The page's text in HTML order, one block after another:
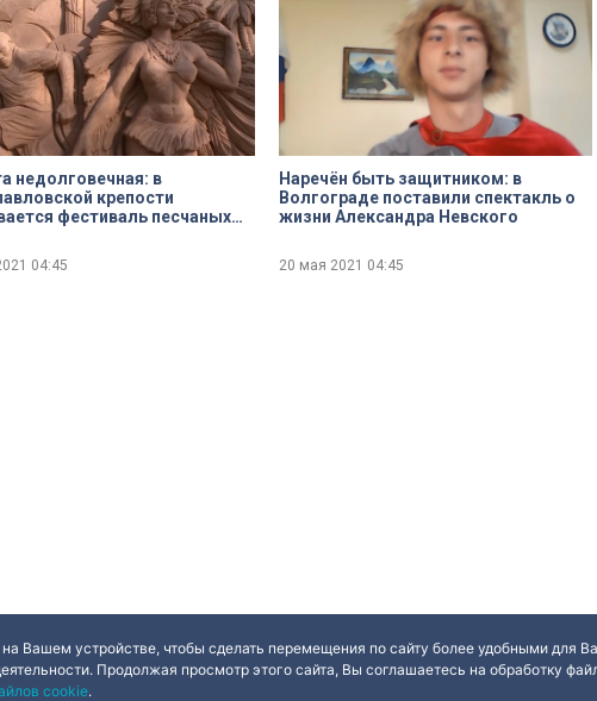
недолговечная: в
крепости
фестиваль песчаных
04:45
Наречён быть защитником: в
Волгограде поставили спектакль о
жизни Александра Невского
20 мая 2021 04:45
Вашем устройстве, чтобы сделать перемещения по сайту более удобными для
Продолжая просмотр этого сайта, Вы соглашаетесь на обработку
cookie.